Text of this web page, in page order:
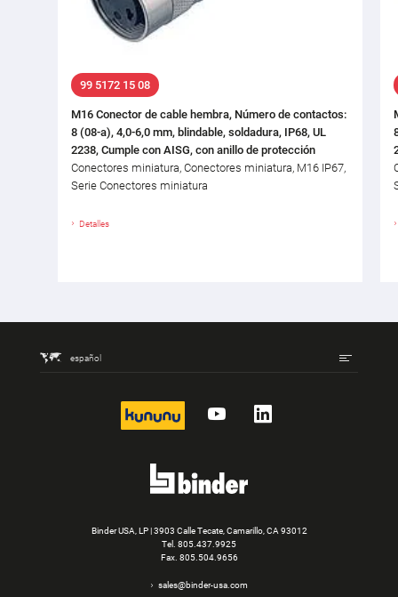
99 5172 15 08
M16 Conector de cable hembra, Número de contactos:
8 (08-a), 4,0-6,0 mm, blindable, soldadura, IP68, UL
2238, Cumple con AISG, con anillo de protección
Conectores miniatura, Conectores miniatura, M16 IP67,
Serie Conectores miniatura
Detalles
español
kununu YouTubeLinkedIn
Binder USA, LP | 3903 Calle Tecate, Camarillo, CA 93012
Tel. 805.437.9925
Fax. 805.504.9656
sales@binder-usa.com